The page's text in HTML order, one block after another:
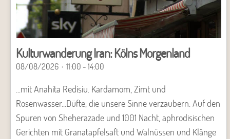
Kulturwanderung Iran: Kölns Morgenland
08/08/2026 11:00 - 14:00
...mit Anahita Redisiu. Kardamom, Zimt und
Rosenwasser...Düfte, die unsere Sinne verzaubern. Auf den
Spuren von Sheherazade und 1001 Nacht, aphrodisischen
Gerichten mit Granatapfelsaft und Walnüssen und Klänge